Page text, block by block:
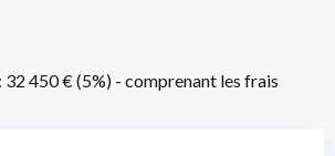
32 450 € (5%) - comprenant les frais